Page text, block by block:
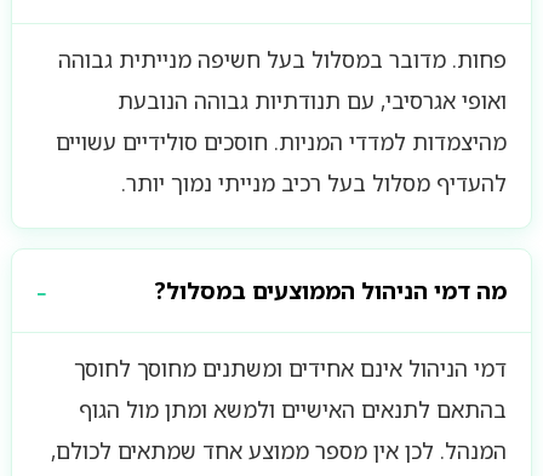
פחות. מדובר במסלול בעל חשיפה מנייתית גבוהה
ואופי אגרסיבי, עם תנודתיות גבוהה הנובעת
מהיצמדות למדדי המניות. חוסכים סולידיים עשויים
להעדיף מסלול בעל רכיב מנייתי נמוך יותר.
מה דמי הניהול הממוצעים במסלול?
דמי הניהול אינם אחידים ומשתנים מחוסך לחוסך
בהתאם לתנאים האישיים ולמשא ומתן מול הגוף
המנהל. לכן אין מספר ממוצע אחד שמתאים לכולם,